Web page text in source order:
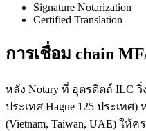
Signature Notarization
Certified Translation
การเชื่อม chain
หลัง Notary ที่ อุตรดิตถ์ ILC วิ่
ประเทศ Hague 125 ประเท
(Vietnam, Taiwan, UAE) ให้